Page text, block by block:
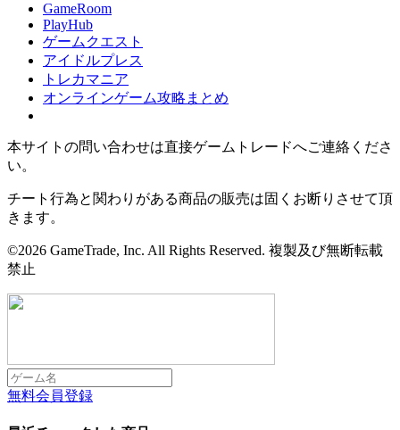
GameRoom
PlayHub
ゲームクエスト
アイドルプレス
トレカマニア
オンラインゲーム攻略まとめ
本サイトの問い合わせは直接ゲームトレードへご連絡くださ
い。
チート行為と関わりがある商品の販売は固くお断りさせて頂
きます。
©2026 GameTrade, Inc. All Rights Reserved. 複製及び無断転載
禁止
無料会員登録